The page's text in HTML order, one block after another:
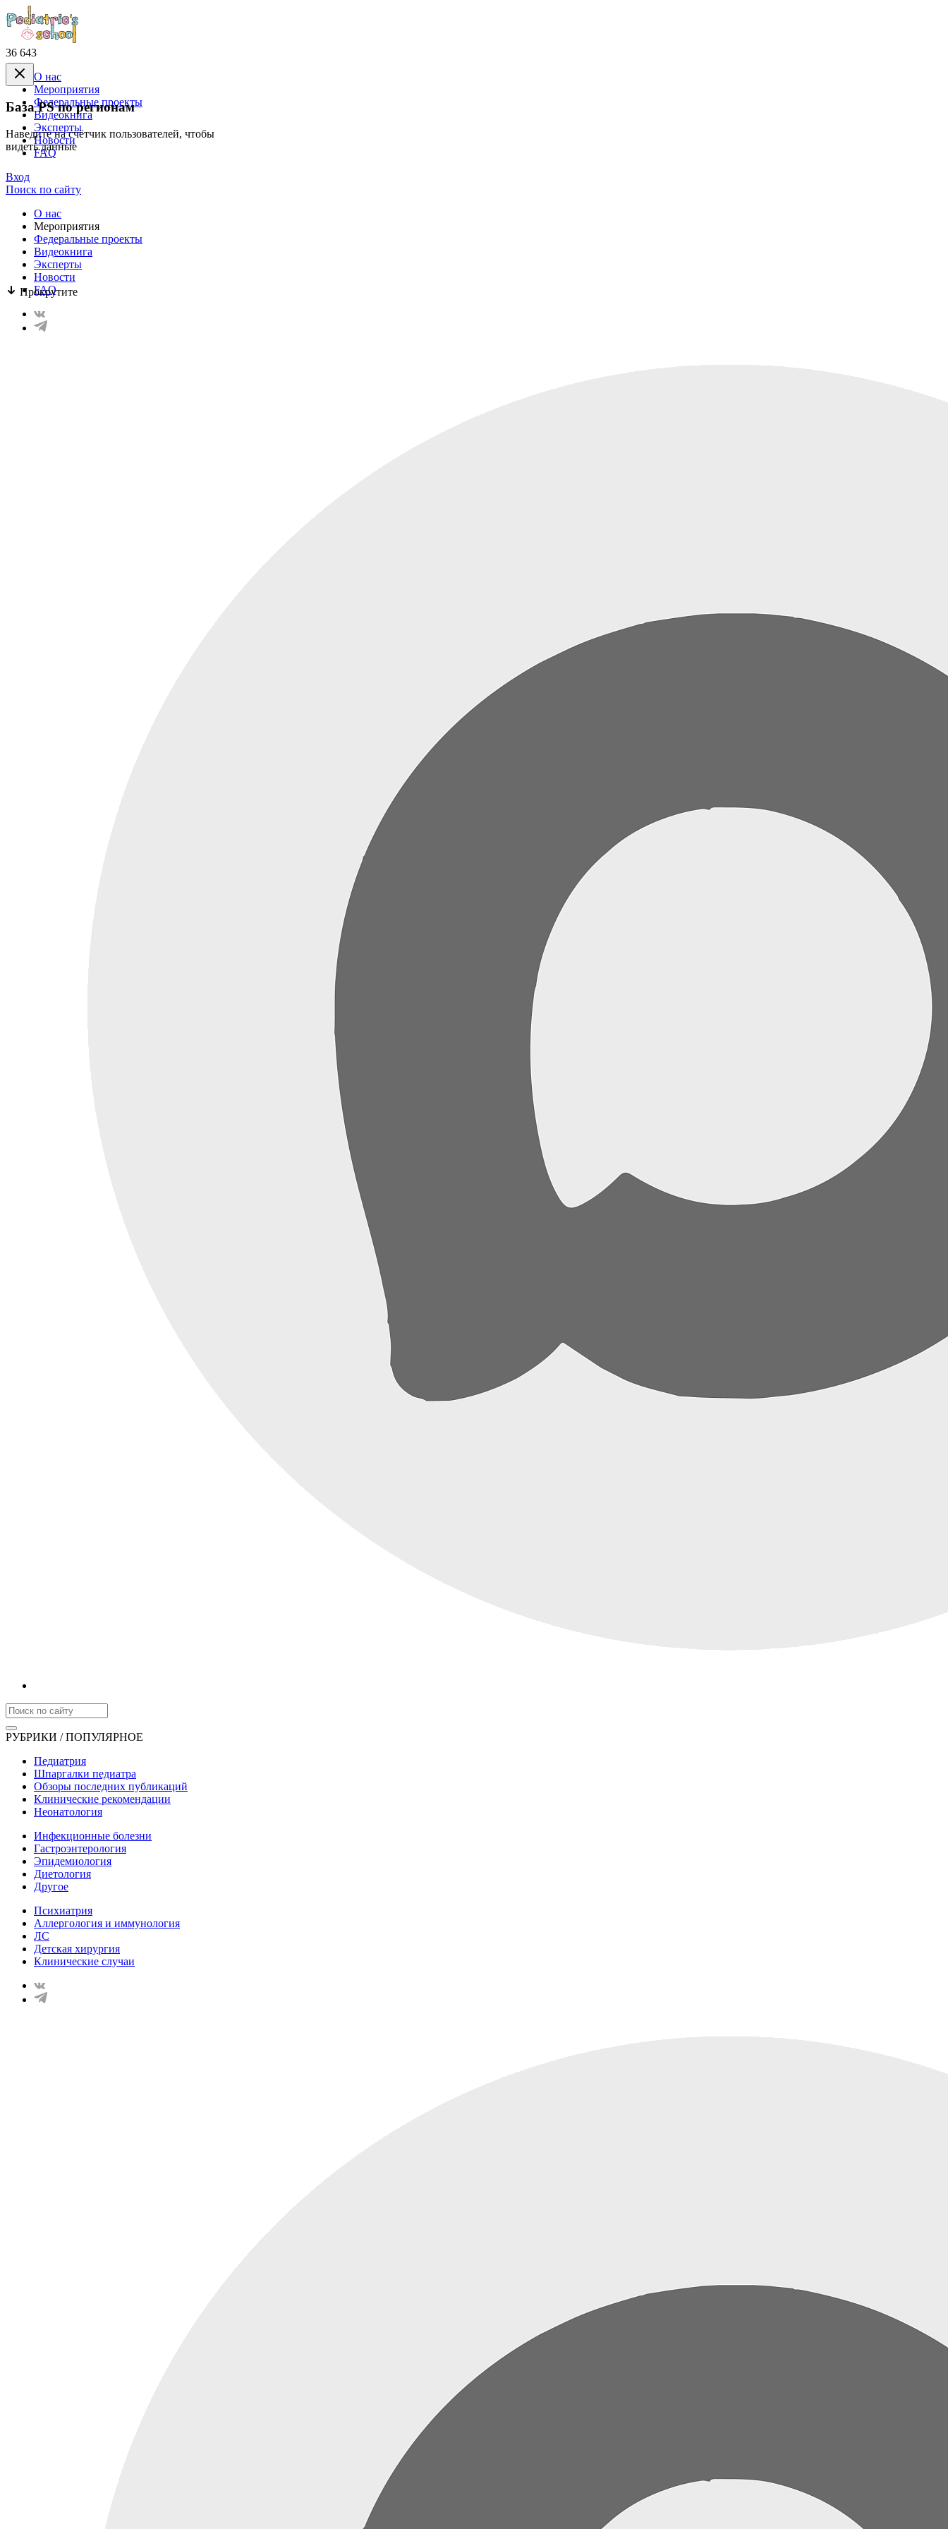
36 643
База PS по регионам
Наведите на счётчик пользователей, чтобы
видеть данные
Прокрутите
О нас
Mероприятия
Федеральные проекты
Видеокнига
Эксперты
Новости
FAQ
Вход
Поиск по сайту
О нас
Mероприятия
Федеральные проекты
Видеокнига
Эксперты
Новости
FAQ
РУБРИКИ / ПОПУЛЯРНОЕ
Педиатрия
Шпаргалки педиатра
Обзоры последних публикаций
Клинические рекомендации
Неонатология
Инфекционные болезни
Гастроэнтерология
Эпидемиология
Диетология
Другое
Психиатрия
Аллергология и иммунология
ЛС
Детская хирургия
Клинические случаи